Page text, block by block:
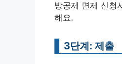
방공제 면제 신청
해요.
3단계: 제출